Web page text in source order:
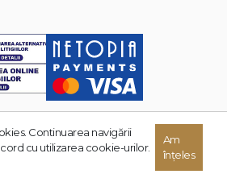
TREI. Toate drepturile rezervate.
Continuarea navigării
cu utilizarea cookie-urilor.
Am
înțeles